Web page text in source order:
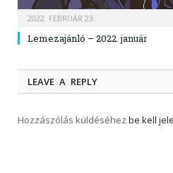
2022. FEBRUÁR 23.
Lemezajánló – 2022. január
LEAVE A REPLY
Hozzászólás küldéséhez be kell